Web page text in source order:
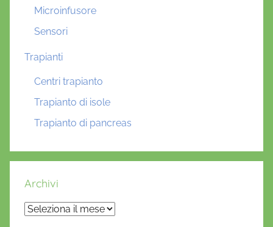
Microinfusore
Sensori
Trapianti
Centri trapianto
Trapianto di isole
Trapianto di pancreas
Archivi
Archivi